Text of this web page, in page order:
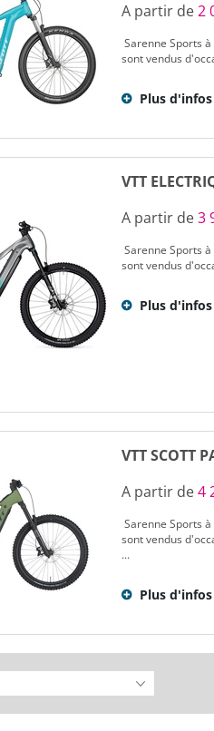
A partir de2
Sarenne Sports
sont vendus
Plus d'infos
VTT
A partir de3
Sarenne Sports
sont vendus
Plus d'infos
VTT SCOTT
A partir de4
Sarenne Sports
sont vendus
...
Plus d'infos